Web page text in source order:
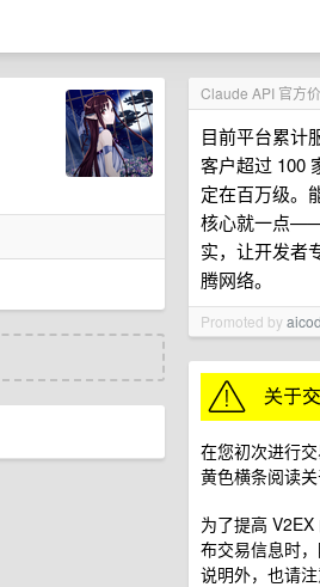
Claude API 官方
目前平台累计
客户超过 100
定在百万级。
核心就一点
实，让开发者
腾网络。
Promoted by
在您初次进行
黄色横条阅读关
为了提高
布交易信息时
说明外，也请注